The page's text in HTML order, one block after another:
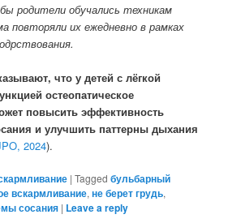
родители обучались техникам
повторяли их ежедневно в рамках
чтоу детей с лёгкой
остеопатическое
повысить эффективность
и улучшить паттерны дыхания
2024).
|Tagged бульбарный
вскармливание,не берет грудь,
сосания | Leave a reply